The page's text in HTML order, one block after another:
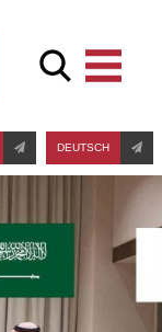
DEUTSCH